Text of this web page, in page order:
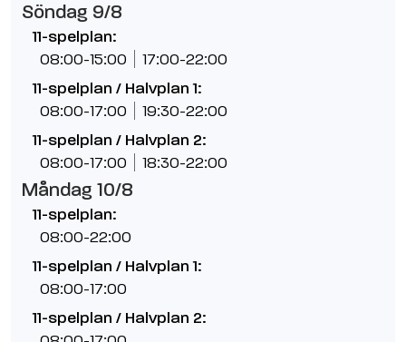
Söndag 9/8
11-spelplan:
08:00-15:00 17:00-22:00
11-spelplan / Halvplan 1:
08:00-17:00 19:30-22:00
11-spelplan / Halvplan 2:
08:00-17:00 18:30-22:00
Måndag 10/8
11-spelplan:
08:00-22:00
11-spelplan / Halvplan 1:
08:00-17:00
11-spelplan / Halvplan 2: